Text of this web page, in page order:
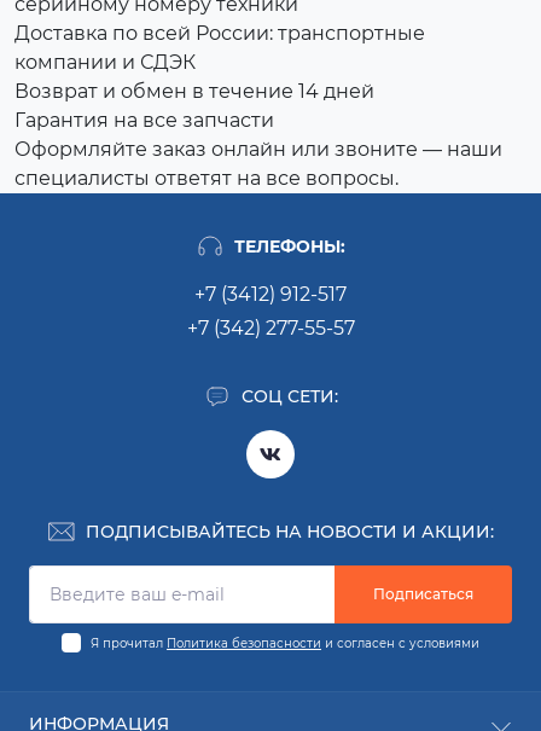
Доставка по всей России: транспортные
компании и СДЭК
Возврат и обмен в течение 14 дней
Гарантия на все запчасти
Оформляйте заказ онлайн или звоните — наши
специалисты ответят на все вопросы.
ТЕЛЕФОНЫ:
+7 (3412) 912-517
+7 (342) 277-55-57
СОЦ СЕТИ:
ПОДПИСЫВАЙТЕСЬ НА НОВОСТИ И АКЦИИ:
Подписаться
Я прочитал Политика безопасности и согласен с условиями
ИНФОРМАЦИЯ